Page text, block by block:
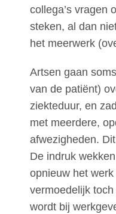
collega’s vragen
steken, al dan
het meerwerk
Artsen gaan
van de patiënt)
ziekteduur, en
met meerdere,
afwezigheden.
De indruk
opnieuw het
vermoedelijk
wordt bij